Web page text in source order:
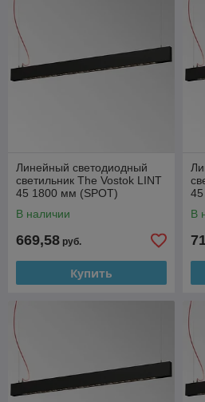
Линейный светодиодный
светильник The Vostok LINT
45 1800 мм (SPOT)
В наличии
669,58 руб.
Купить
В